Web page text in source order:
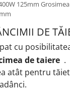
DE
cu
de taiere .
atât pentru